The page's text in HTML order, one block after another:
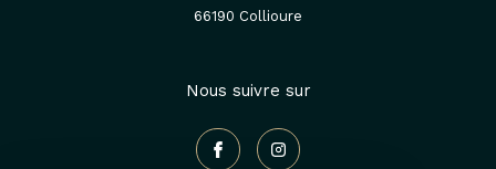
66190
collioure
Nous suivre sur